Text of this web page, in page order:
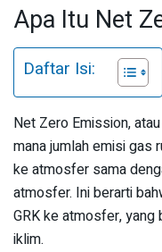
Apa Itu Net
Daftar Isi:
Net Zero Emission,
mana jumlah emisi gas
ke atmosfer sama
atmosfer. Ini berarti
GRK ke atmosfer,
iklim.